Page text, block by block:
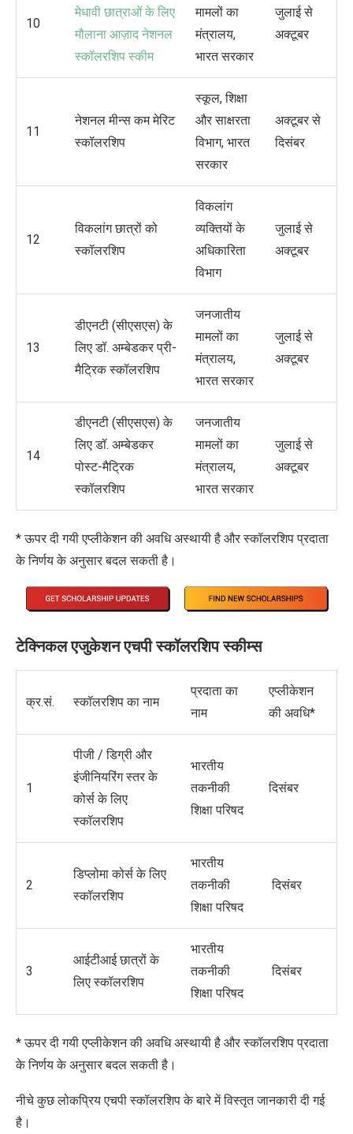
10
मेधावी छात्राओं के लिए
मौलाना आज़ाद नेशनल
स्कॉलरशिप स्कीम
मामलों का
मंत्रालय,
भारत सरकार
जुलाई से
अक्टूबर
11
नेशनल मीन्स कम मेरिट
स्कॉलरशिप
स्कूल, शिक्षा
और साक्षरता
विभाग, भारत
सरकार
अक्टूबर से
दिसंबर
12
विकलांग छात्रों को
स्कॉलरशिप
विकलांग
व्यक्तियों के
अधिकारिता
विभाग
जुलाई से
अक्टूबर
13
डीएनटी (सीएसएस) के
लिए डॉ. अम्बेडकर प्री-
मैट्रिक स्कॉलरशिप
जनजातीय
मामलों का
मंत्रालय,
भारत सरकार
जुलाई से
अक्टूबर
14
डीएनटी (सीएसएस) के
लिए डॉ. अम्बेडकर
पोस्ट-मैट्रिक
स्कॉलरशिप
जनजातीय
मामलों का
मंत्रालय,
भारत सरकार
जुलाई से
अक्टूबर
* ऊपर दी गयी एप्लीकेशन की अवधि अस्थायी है और स्कॉलरशिप प्रदाता
के निर्णय के अनुसार बदल सकती है।
टेक्निकल एजुकेशन एचपी स्कॉलरशिप स्कीम्स
क्र.सं. स्कॉलरशिप का नाम
प्रदाता का
नाम
एप्लीकेशन
की अवधि*
1
पीजी / डिग्री और
इंजीनियरिंग स्तर के
कोर्स के लिए
स्कॉलरशिप
भारतीय
तकनीकी
शिक्षा परिषद
दिसंबर
2
डिप्लोमा कोर्स के लिए
स्कॉलरशिप
भारतीय
तकनीकी
शिक्षा परिषद
दिसंबर
3
आईटीआई छात्रों के
लिए स्कॉलरशिप
भारतीय
तकनीकी
शिक्षा परिषद
दिसंबर
* ऊपर दी गयी एप्लीकेशन की अवधि अस्थायी है और स्कॉलरशिप प्रदाता
के निर्णय के अनुसार बदल सकती है।
नीचे कुछ लोकप्रिय एचपी स्कॉलरशिप के बारे में विस्तृत जानकारी दी गई
है।